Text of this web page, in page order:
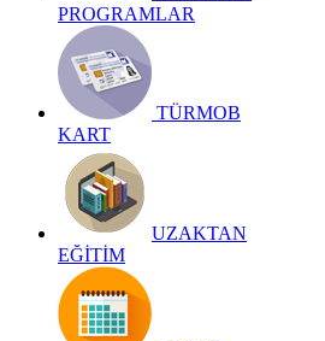
PROGRAMLAR
TÜRMOB
KART
UZAKTAN
EĞİTİM